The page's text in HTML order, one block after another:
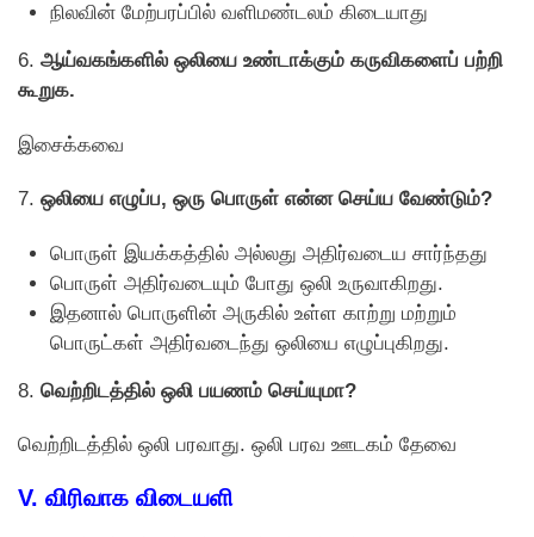
நிலவின் மேற்பரப்பில் வளிமண்டலம் கிடையாது
6. ஆய்வகங்களில் ஒலியை உண்டாக்கும் கருவிகளைப் பற்றி
கூறுக.
இசைக்கவை
7. ஒலியை எழுப்ப, ஒரு பொருள் என்ன செய்ய வேண்டும்?
பொருள் இயக்கத்தில் அல்லது அதிர்வடைய சார்ந்தது
பொருள் அதிர்வடையும் போது ஒலி உருவாகிறது.
இதனால் பொருளின் அருகில் உள்ள காற்று மற்றும்
பொருட்கள் அதிர்வடைந்து ஒலியை எழுப்புகிறது.
8. வெற்றிடத்தில் ஒலி பயணம் செய்யுமா?
வெற்றிடத்தில் ஒலி பரவாது. ஒலி பரவ ஊடகம் தேவை
V. விரிவாக விடையளி